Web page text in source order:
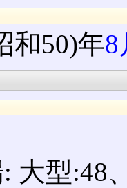
和50)年8
大型:48